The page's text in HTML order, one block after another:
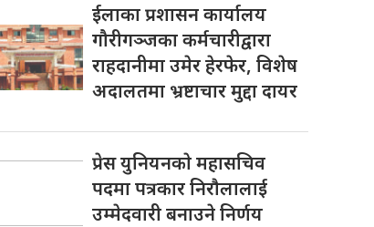
ईलाका प्रशासन कार्यालय
गौरीगञ्जका कर्मचारीद्वारा
राहदानीमा उमेर हेरफेर, विशेष
अदालतमा भ्रष्टाचार मुद्दा दायर
प्रेस युनियनकाे महासचिव
पदमा पत्रकार निराैलालाई
उम्मेदवारी बनाउने निर्णय